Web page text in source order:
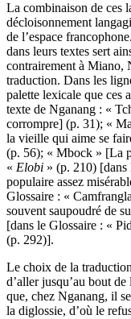
La combinaison de ces
décloisonnement
de l’espace
dans leurs textes sert
contrairement à Miano,
traduction. Dans les
palette lexicale que ces
texte de Nganang : «
corrompre] (p. 31); «
la vieille qui aime se
(p. 56); « Mbock » [La
« Elobi » (p. 210)
populaire assez
Glossaire : «
souvent saupoudré de
[dans le Glossaire : «
(p. 292)].
Le choix de la
d’aller jusqu’au bout
que, chez Nganang, il
la diglossie, d’où le